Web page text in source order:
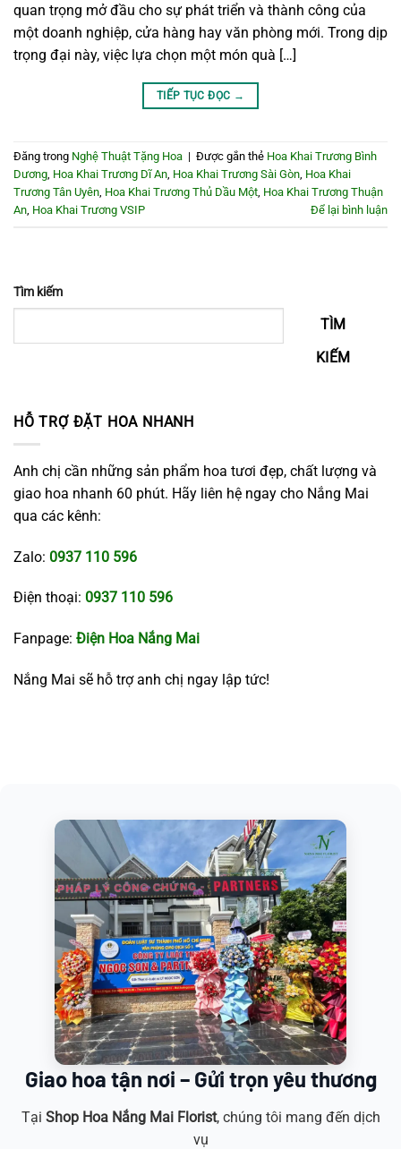
quan trọng mở đầu cho sự phát triển và thành công của
một doanh nghiệp, cửa hàng hay văn phòng mới. Trong dịp
trọng đại này, việc lựa chọn một món quà […]
TIẾP TỤC ĐỌC →
Đăng trong Nghệ Thuật Tặng Hoa | Được gắn thẻ Hoa Khai Trương Bình
Dương, Hoa Khai Trương Dĩ An, Hoa Khai Trương Sài Gòn, Hoa Khai
Trương Tân Uyên, Hoa Khai Trương Thủ Dầu Một, Hoa Khai Trương Thuận
An, Hoa Khai Trương VSIP Để lại bình luận
Tìm kiếm
TÌM
KIẾM
HỖ TRỢ ĐẶT HOA NHANH
Anh chị cần những sản phẩm hoa tươi đẹp, chất lượng và
giao hoa nhanh 60 phút. Hãy liên hệ ngay cho Nắng Mai
qua các kênh:
Zalo: 0937 110 596
Điện thoại: 0937 110 596
Fanpage: Điện Hoa Nắng Mai
Nắng Mai sẽ hỗ trợ anh chị ngay lập tức!
Giao hoa tận nơi – Gửi trọn yêu thương
Tại Shop Hoa Nắng Mai Florist, chúng tôi mang đến dịch
vụ